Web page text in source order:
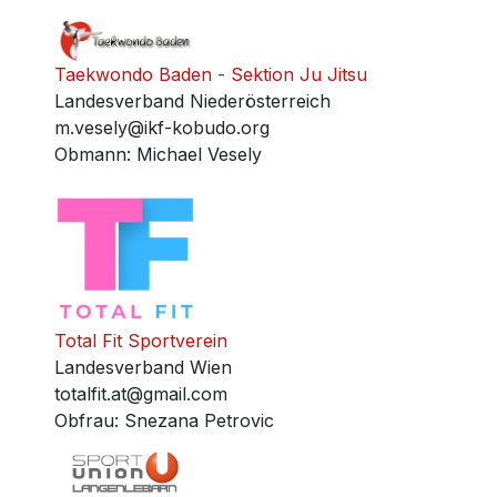
Taekwondo Baden - Sektion Ju Jitsu
Landesverband Niederösterreich
m.vesely@ikf-kobudo.org
Obmann: Michael Vesely
Total Fit Sportverein
Landesverband Wien
totalfit.at@gmail.com
Obfrau: Snezana Petrovic